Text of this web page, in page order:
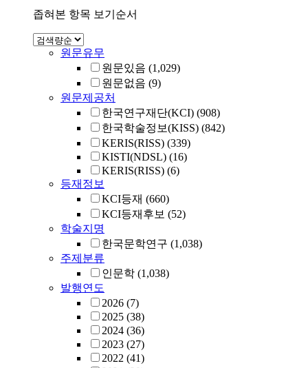
좁혀본 항목 보기순서
원문유무
원문있음 (1,029)
원문없음 (9)
원문제공처
한국연구재단(KCI) (908)
한국학술정보(KISS) (842)
KERIS(RISS) (339)
KISTI(NDSL) (16)
KERIS(RISS) (6)
등재정보
KCI등재 (660)
KCI등재후보 (52)
학술지명
한국문학연구 (1,038)
주제분류
인문학 (1,038)
발행연도
2026 (7)
2025 (38)
2024 (36)
2023 (27)
2022 (41)